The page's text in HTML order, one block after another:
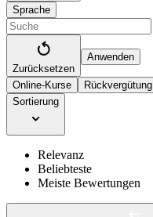
Sprache
Zurücksetzen
Anwenden
Online-Kurse Rückvergütung
Sortierung
Relevanz
Beliebteste
Meiste Bewertungen